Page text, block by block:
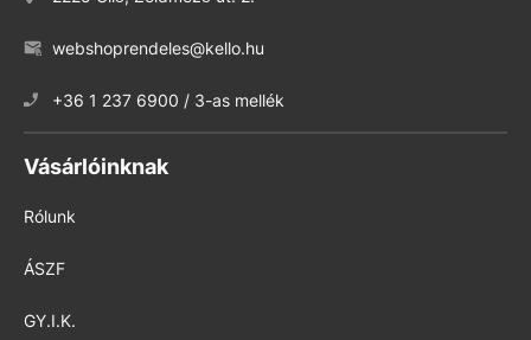
webshoprendeles@kello.hu
+36 1 237 6900 / 3-as mellék
Vásárlóinknak
Rólunk
ÁSZF
GY.I.K.